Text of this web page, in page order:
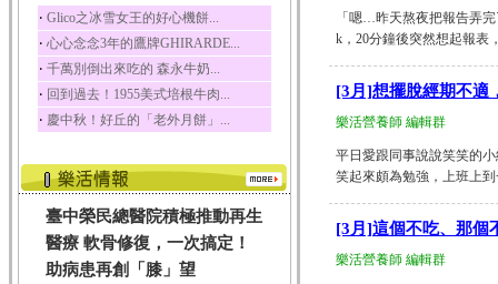
五味子
五味子性質溫熱所含營
養成分有揮發油、檸...
草魚
草魚含有維生素A、維生
素C、及豐富的蛋白...
‧ Glico之冰雪女王的好心機餅...
‧ 心心念念3年的鷹牌GHIRARDE...
‧ 千萬別倒出來吃的 森永牛奶...
‧ 回到過去！1955美式培根牛肉...
‧ 慶中秋！好丘的「老外月餅」...
臺中榮民總醫院積極推動再生
醫療 軟骨修復，一次搞定！
助病患再創「膝」望
「嗯…昨天熬夜把報告弄
k，20分鐘後突然想起報表
[3月]想擺脫經期不適
樂活營養師 編輯群
平日愛跟同事說說笑笑的
笑起來頗為勉強，上班上
[3月]這個不吃、那個
樂活營養師 編輯群